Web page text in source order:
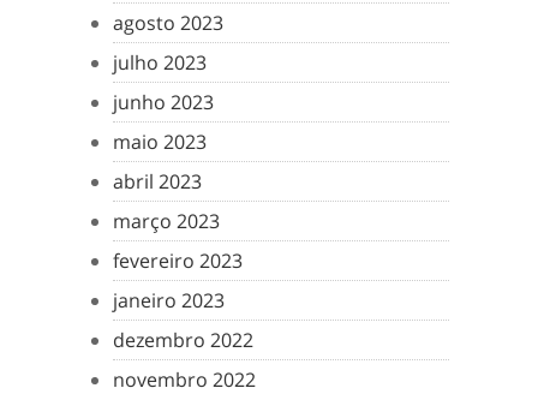
agosto 2023
julho 2023
junho 2023
maio 2023
abril 2023
março 2023
fevereiro 2023
janeiro 2023
dezembro 2022
novembro 2022